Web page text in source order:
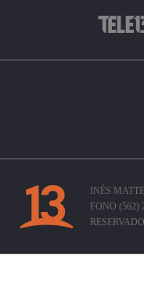
INÉS
FONO (562)